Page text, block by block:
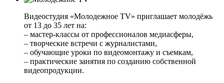
Видеостудия «Молодежное TV» приглашает молодёжь
от 13 до 35 лет на:
– мастер-классы от профессионалов медиасферы,
– творческие встречи с журналистами,
– обучающие уроки по видеомонтажу и съемкам,
– практические занятия по созданию собственной
видеопродукции.